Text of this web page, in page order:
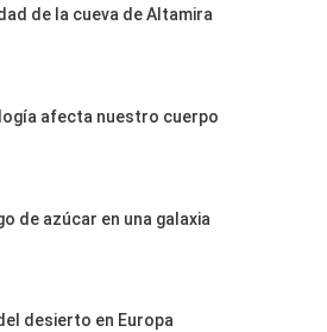
de la cueva de Altamira
afecta nuestro cuerpo
de azúcar en una galaxia
desierto en Europa